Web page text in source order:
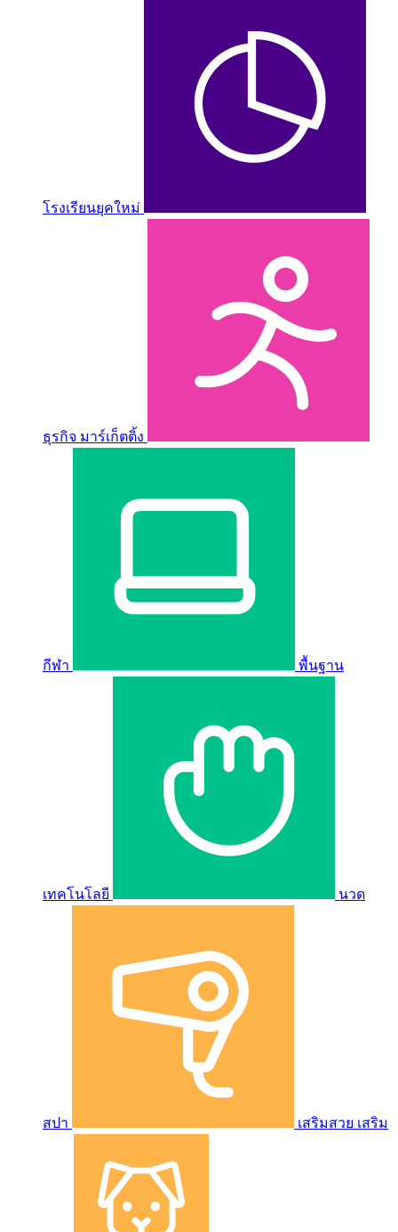
โรงเรียนยุคใหม่
ธุรกิจ มาร์เก็ตติ้ง
กีฬา พื้นฐาน
เทคโนโลยี นวด
สปา เสริมสวย เสริม